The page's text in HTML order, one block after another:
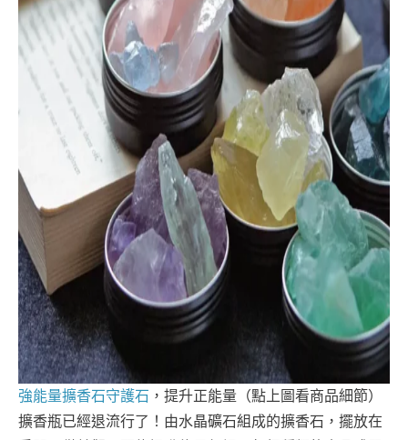
強能量擴香石守護石 ，提升正能量（點上圖看商品細節）
擴香瓶已經退流行了！由水晶礦石組成的擴香石，擺放在